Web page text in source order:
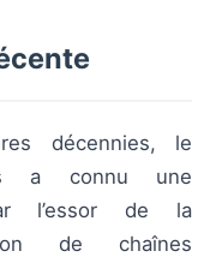
décennies, le
a connu une
l’essor de la
de chaînes